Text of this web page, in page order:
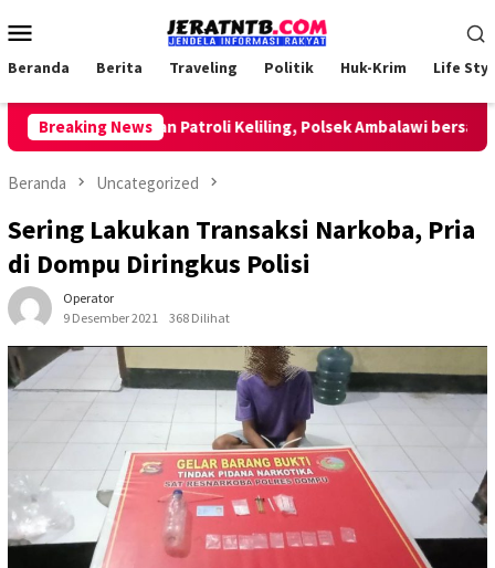
ke
Mobile
Beranda Berita Traveling Politik Huk-Krim Life
Breaking News
Lakukan Patroli Keliling, Polsek Ambalawi bersama TNI
Beranda Uncategorized
Sering Lakukan Transaksi Narkoba, Pria
di Dompu Diringkus Polisi
Operator
9 Desember 2021
368 Dilihat